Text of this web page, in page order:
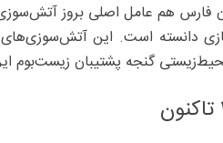
فارس هم عامل اصلی بروز
دانسته است. این
گنجه پشتیبان زیست‌بوم